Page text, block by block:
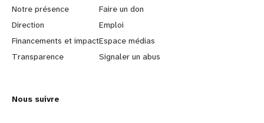
a
r
n
o
Notre présence
Direction
Financements et impact
Transparence
b
e
y
Faire un don
Emploi
Espace médias
Signaler un abus
Nous suivre